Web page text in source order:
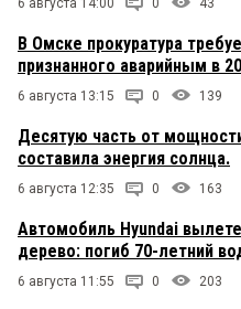
В Омске прокуратура
признанного аварийным в
6 августа 13:15 0 139
Десятую часть от
составила энергия солнца.
6 августа 12:35 0 163
Автомобиль Hyundai
дерево: погиб 70-летний
6 августа 11:55 0 203